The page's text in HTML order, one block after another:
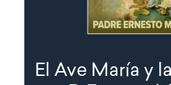
El Ave María y